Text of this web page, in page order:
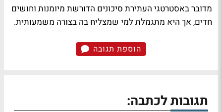
מדובר באסטרטגי העתירת סיכונים הדורשת מיומנות וחושים
חדים, אך היא מתגמלת למי שמצליח בה בצורה משמעותית.
הוספת תגובה
תגובות לכתבה: